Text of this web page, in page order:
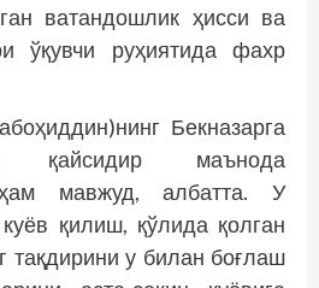
ватандошлик ҳисси ва
ўқувчи руҳиятида фахр
Бекназарга
қайсидир маънода
мавжуд, албатта. У
қилиш, қўлида қолган
тақдирини у билан боғлаш